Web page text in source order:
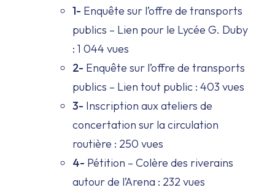
1- Enquête sur l’offre de transports
publics – Lien pour le Lycée G. Duby
: 1 044 vues
2- Enquête sur l’offre de transports
publics – Lien tout public : 403 vues
3- Inscription aux ateliers de
concertation sur la circulation
routière : 250 vues
4- Pétition – Colère des riverains
autour de l’Arena : 232 vues